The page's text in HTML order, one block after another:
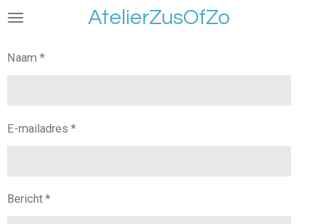
Ga
de
AtelierZusOfZo
Naam *
E-mailadres *
Bericht *